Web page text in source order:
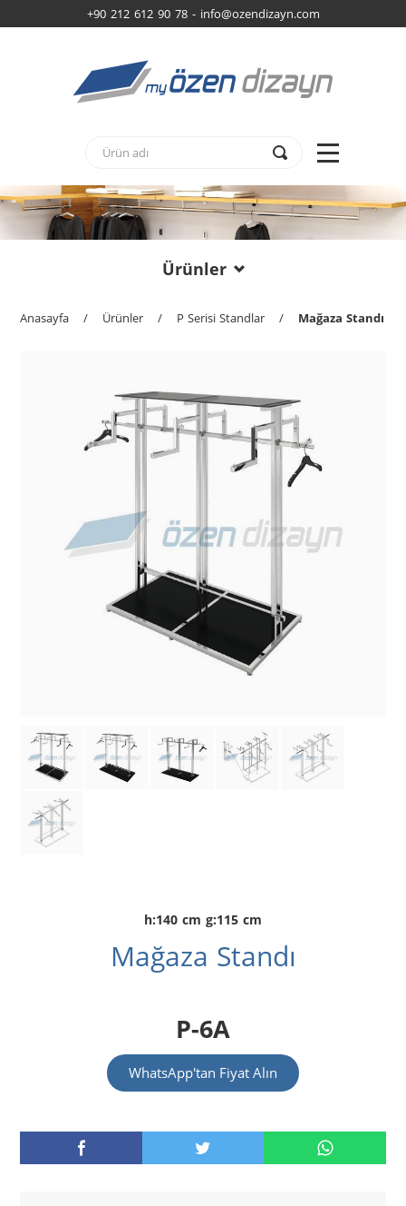
+90 212 612 90 78 - info@ozendizayn.com
Ürünler
Anasayfa / Ürünler / P Serisi Standlar / Mağaza Standı
h:140 cm g:115 cm
Mağaza Standı
P-6A
WhatsApp'tan Fiyat Alın